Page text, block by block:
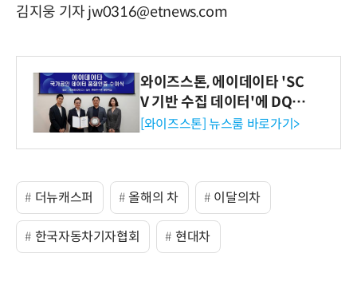
김지웅 기자 jw0316@etnews.com
와이즈스톤, 에이데이타 'SC
V 기반 수집 데이터'에 DQ인
증 최고 등급 수여
[와이즈스톤] 뉴스룸 바로가기>
더뉴캐스퍼 올해의 차 이달의차
한국자동차기자협회 현대차